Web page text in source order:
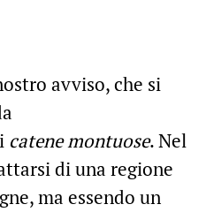
avviso, che si
catene montuose. Nel
di una regione
ma essendo un